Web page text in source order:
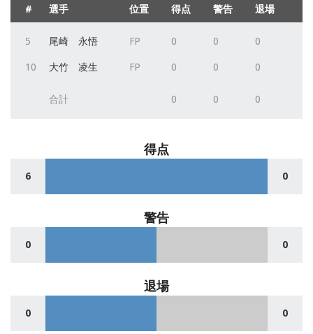
# 選手 位置 得点 警告 退場
5 尾崎 永悟 FP 0 0 0
10 大竹 凌生 FP 0 0 0
合計 0 0 0
得点
6 0
警告
0 0
退場
0 0